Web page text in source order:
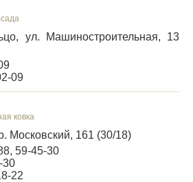
ул. Машиностроительная, 13
09
ковка
Московский, 161 (30/18)
59-45-30
30
22